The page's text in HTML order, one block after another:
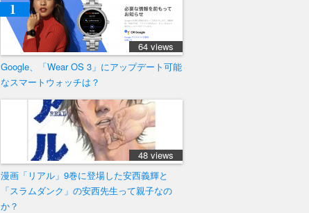
Google、「Wear OS 3」にアップデート可能
なスマートウォッチは？
64 views
漫画「リアル」9巻に登場した安西義輝と
「スラムダンク」の安西先生って親子なの
か？
48 views